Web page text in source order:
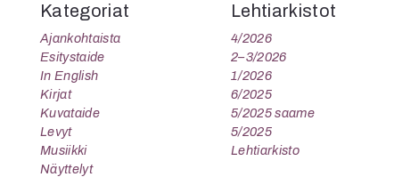
Kategoriat
Ajankohtaista
Esitystaide
In English
Kirjat
Kuvataide
Levyt
Musiikki
Näyttelyt
Lehtiarkistot
4/2026
2–3/2026
1/2026
6/2025
5/2025 saame
5/2025
Lehtiarkisto